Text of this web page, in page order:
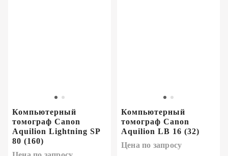
Компьютерный
томограф Canon
Aquilion Lightning SP
80 (160)
Компьютерный
томограф Canon
Aquilion LB 16 (32)
Цена по запросу